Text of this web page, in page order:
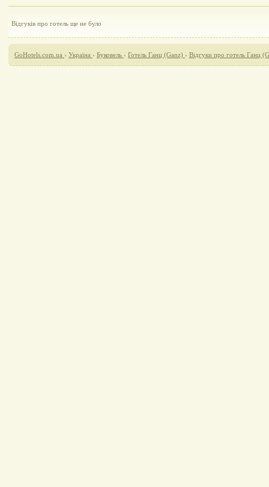
Відгуків про готель ще не було
GoHotels.com.ua › Україна › Буковель › Готель Ганц (Ganz) › Відгуки про готель Ганц